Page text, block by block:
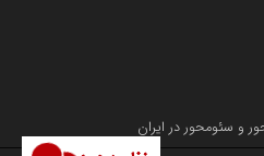
و سئومحور در ایران